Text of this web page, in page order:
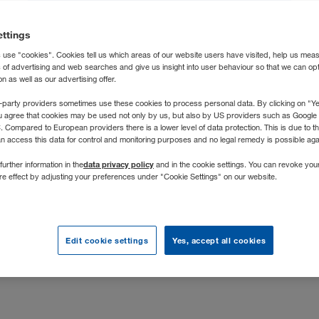
mit mehr als 5.000 Mitarbeitenden einer der erfolgreichsten
ein zentraler Wachstumstreiber – technologisch stark,
Zukunft.
und Projekte transparent darstellen und optimal steuern
Controlling der WALTER GROUP – als Bindeglied
Business Units. In dieser Rolle bringst du
zusammen und unterstützt strategische
use "cookies". Cookies tell us which areas of our website users have visited, help us
of advertising and web searches and give us insight into user behaviour so that we can
as well as our advertising offer.
providers sometimes use these cookies to process personal data. By clicking on
agree that cookies may be used not only by us, but also by US providers such as Google
Compared to European providers there is a lower level of data protection. This is due to
access this data for control and monitoring purposes and no legal remedy is possible
information in thedata privacy policy and in the cookie settings. You can revoke
effect by adjusting your preferences under "Cookie Settings" on our website.
Edit cookie settings Yes, accept all cookies